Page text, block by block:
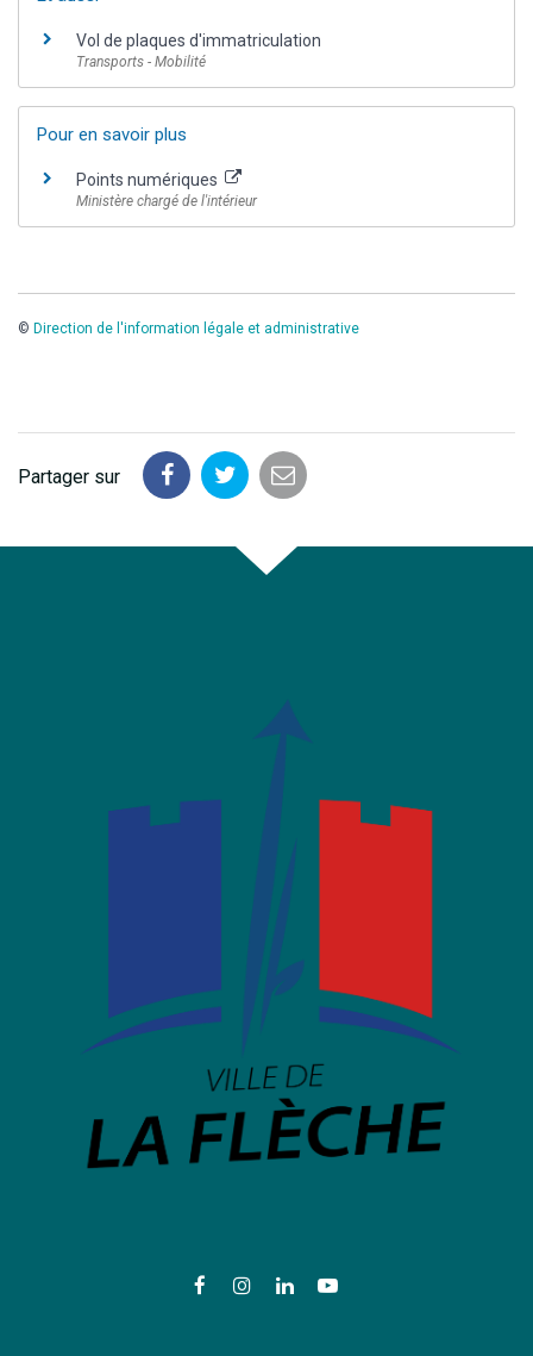
Vol de plaques d'immatriculation
Transports - Mobilité
Pour en savoir plus
Points numériques
Ministère chargé de l'intérieur
© Direction de l'information légale et administrative
Partager sur
Partager
Facebook
Partager
Twitter
Partager
email
Lien
Lien
Lien